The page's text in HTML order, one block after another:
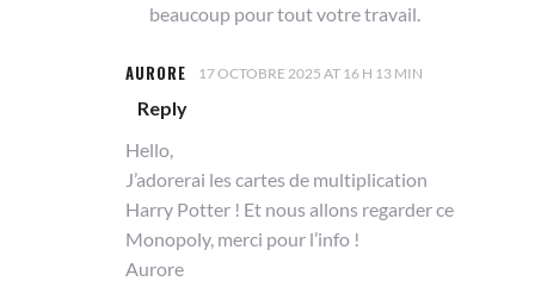
beaucoup pour tout votre travail.
AURORE 17 OCTOBRE 2025 AT 16 H 13 MIN
Reply
Hello,
J’adorerai les cartes de multiplication
Harry Potter ! Et nous allons regarder ce
Monopoly, merci pour l’info !
Aurore